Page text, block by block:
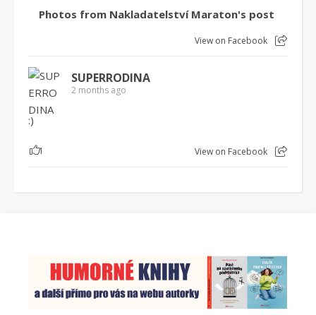
Photos from Nakladatelství Maraton's post
View on Facebook
SUPERRODINA
2 months ago
:)
1 View on Facebook